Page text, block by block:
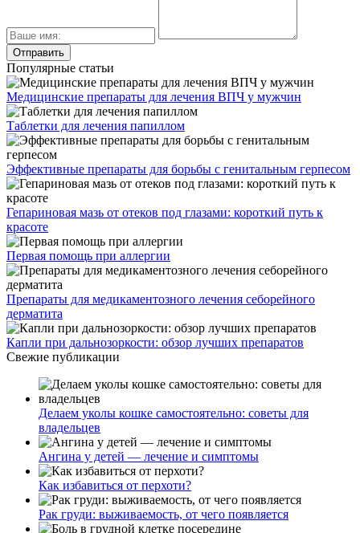
Популярные статьи
Медицинские препараты для лечения ВПЧ у мужчин
Таблетки для лечения папиллом
Эффективные препараты для борьбы с генитальным герпесом
Гепариновая мазь от отеков под глазами: короткий путь к
красоте
Первая помощь при аллергии
Препараты для медикаментозного лечения себорейного
дерматита
Капли при дальнозоркости: обзор лучших препаратов
Свежие публикации
Делаем уколы кошке самостоятельно: советы для
владельцев
Ангина у детей — лечение и симптомы
Как избавиться от перхоти?
Рак груди: выживаемость, от чего появляется